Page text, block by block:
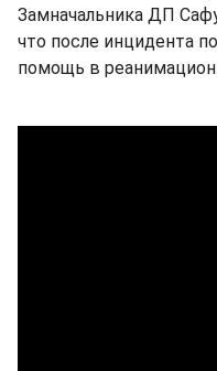
Замначальника ДП
что после инцидента
помощь в